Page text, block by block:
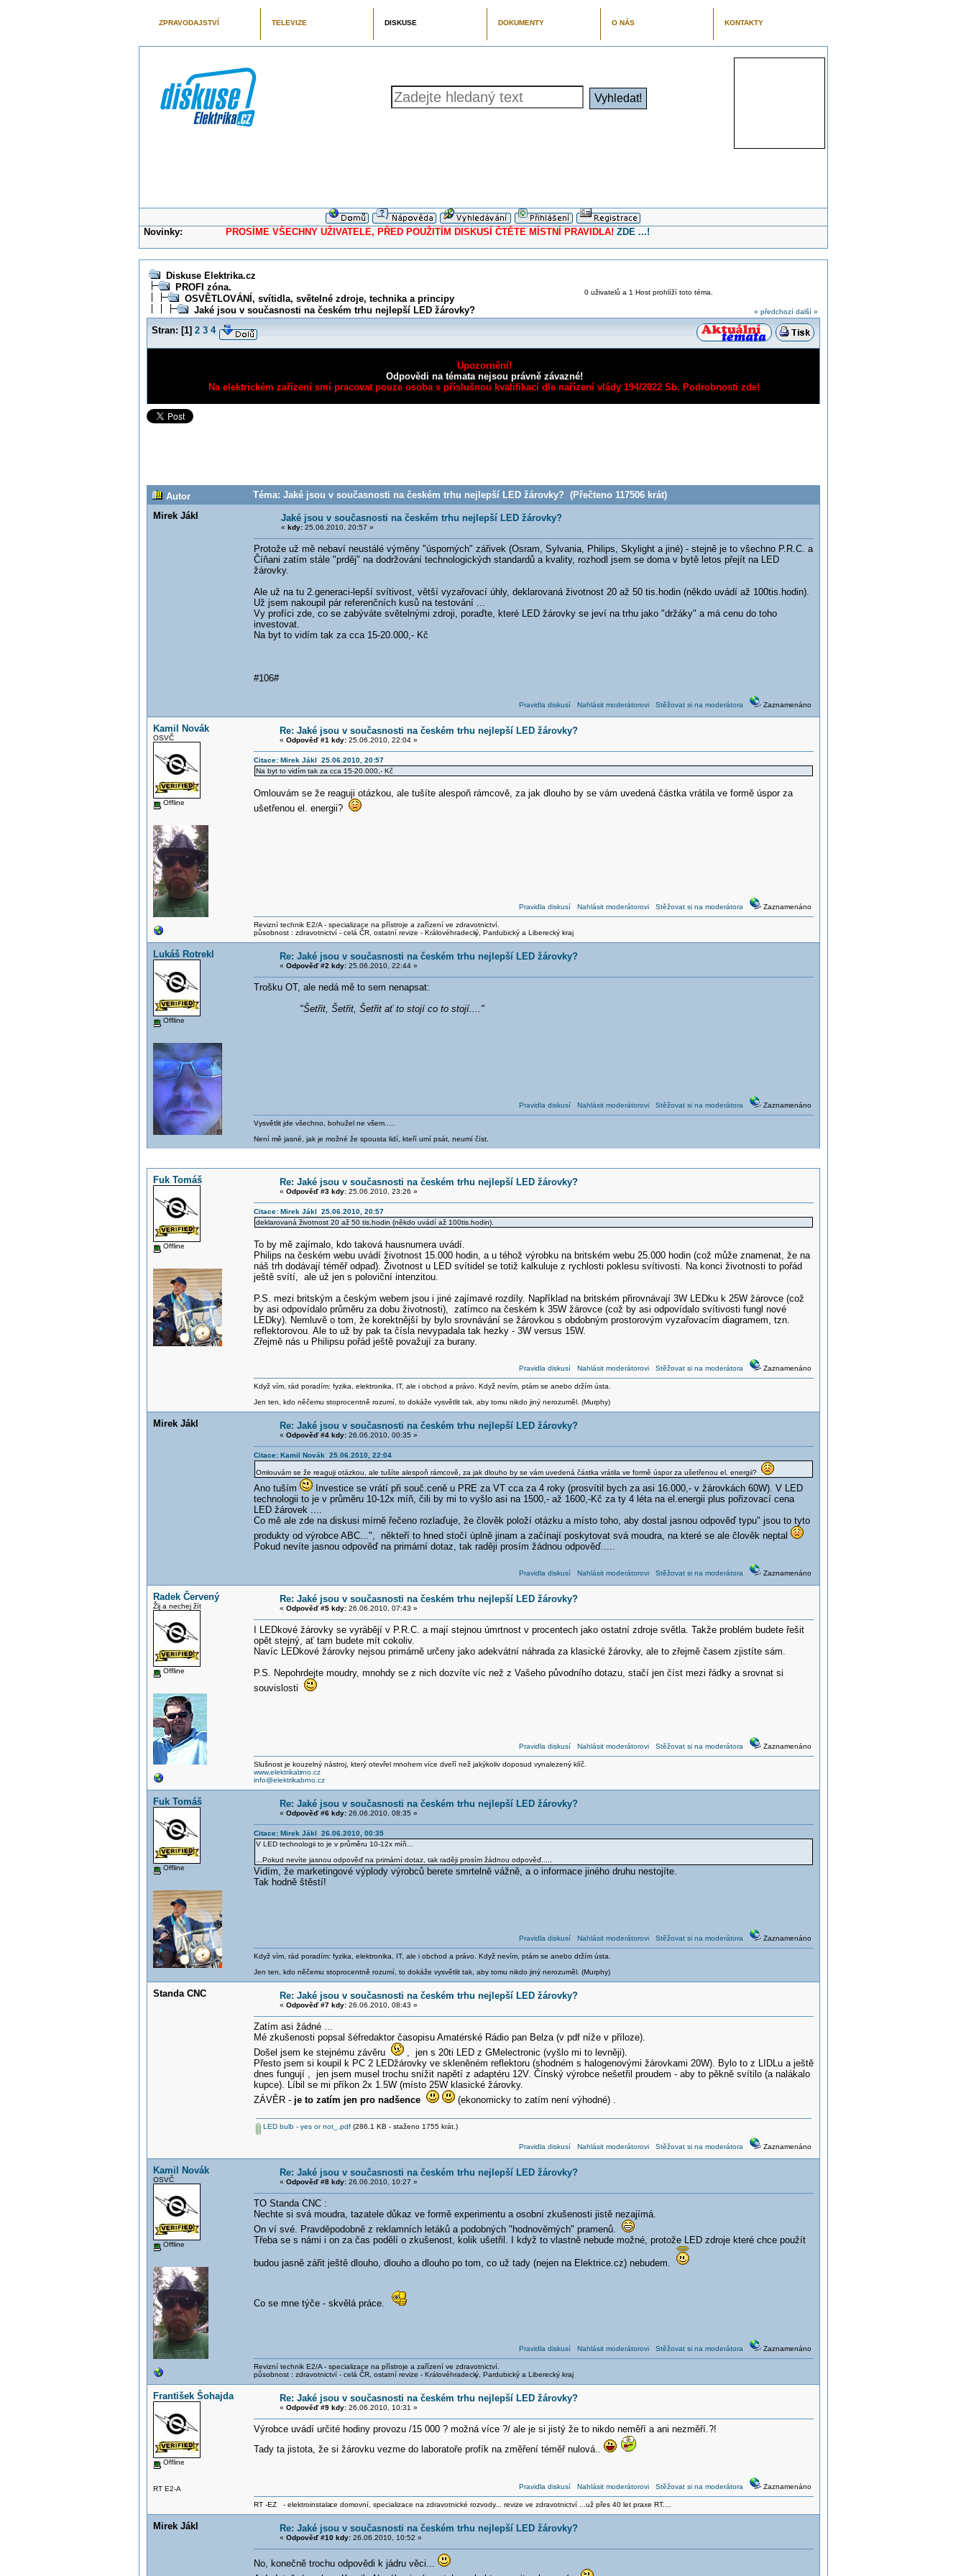
ZPRAVODAJSTVÍ TELEVIZE DISKUSE DOKUMENTY O NÁS KONTAKTY
Novinky: PROSÍME VŠECHNY UŽIVATELE, PŘED POUŽITÍM DISKUSÍ ČTĚTE MÍSTNÍ PRAVIDLA! ZDE ...!
Diskuse Elektrika.cz
PROFI zóna.
OSVĚTLOVÁNÍ, svítidla, světelné zdroje, technika a principy
Jaké jsou v současnosti na českém trhu nejlepší LED žárovky?
0 uživatelů a 1 Host prohlíží toto téma.
« předchozí další »
Stran: [1] 2 3 4
Upozornění!
Odpovědi na témata nejsou právně závazné!
Na elektrickém zařízení smí pracovat pouze osoba s příslušnou kvalifikací dle nařízení vlády 194/2022 Sb. Podrobnosti zde!
Autor
Téma: Jaké jsou v současnosti na českém trhu nejlepší LED žárovky? (Přečteno 117506 krát)
Mirek Jákl
Jaké jsou v současnosti na českém trhu nejlepší LED žárovky?
« kdy:25.06.2010, 20:57 »
Protože už mě nebaví neustálé výměny "úsporných" zářivek (Osram, Sylvania, Philips, Skylight a jiné) - stejně je to všechno P.R.C. a
Číňani zatím stále "prděj" na dodržování technologických standardů a kvality, rozhodl jsem se doma v bytě letos přejít na LED
žárovky.
Ale už na tu 2.generaci-lepší svítivost, větší vyzařovací úhly, deklarovaná životnost 20 až 50 tis.hodin (někdo uvádí až 100tis.hodin).
Už jsem nakoupil pár referenčních kusů na testování ...
Vy profíci zde, co se zabýváte světelnými zdroji, poraďte, které LED žárovky se jeví na trhu jako "držáky" a má cenu do toho
investovat.
Na byt to vidím tak za cca 15-20.000,- Kč
#106#
Pravidla diskusí Nahlásit moderátorovi Stěžovat si na moderátora Zaznamenáno
Kamil Novák
OSVČ
Offline
Re: Jaké jsou v současnosti na českém trhu nejlepší LED žárovky?
« Odpověď #1 kdy:25.06.2010, 22:04 »
Citace: Mirek Jákl 25.06.2010, 20:57
Na byt to vidím tak za cca 15-20.000,- Kč
Omlouvám se že reaguji otázkou, ale tušíte alespoň rámcově, za jak dlouho by se vám uvedená částka vrátila ve formě úspor za
ušetřenou el. energii?
Pravidla diskusí Nahlásit moderátorovi Stěžovat si na moderátora Zaznamenáno
Revizní technik E2/A - specializace na přístroje a zařízení ve zdravotnictví.
působnost : zdravotnictví - celá ČR, ostatní revize - Královéhradecký, Pardubický a Liberecký kraj
Lukáš Rotrekl
Offline
Re: Jaké jsou v současnosti na českém trhu nejlepší LED žárovky?
« Odpověď #2 kdy:25.06.2010, 22:44 »
Trošku OT, ale nedá mě to sem nenapsat:
"Šetřit, Šetřit, Šetřit ať to stojí co to stojí...."
Pravidla diskusí Nahlásit moderátorovi Stěžovat si na moderátora Zaznamenáno
Vysvětlit jde všechno, bohužel ne všem.....
Není mě jasné, jak je možné že spousta lidí, kteří umí psát, neumí číst.
Fuk Tomáš
Offline
Re: Jaké jsou v současnosti na českém trhu nejlepší LED žárovky?
« Odpověď #3 kdy:25.06.2010, 23:26 »
Citace: Mirek Jákl 25.06.2010, 20:57
deklarovaná životnost 20 až 50 tis.hodin (někdo uvádí až 100tis.hodin).
To by mě zajímalo, kdo taková hausnumera uvádí.
Philips na českém webu uvádí životnost 15.000 hodin, a u téhož výrobku na britském webu 25.000 hodin (což může znamenat, že na
náš trh dodávají téměř odpad). Životnost u LED svítidel se totiž kalkuluje z rychlosti poklesu svítivosti. Na konci životnosti to pořád
ještě svítí, ale už jen s poloviční intenzitou.
P.S. mezi britským a českým webem jsou i jiné zajímavé rozdíly. Například na britském přirovnávají 3W LEDku k 25W žárovce (což
by asi odpovídalo průměru za dobu životnosti), zatímco na českém k 35W žárovce (což by asi odpovídalo svítivosti fungl nové
LEDky). Nemluvě o tom, že korektnější by bylo srovnávání se žárovkou s obdobným prostorovým vyzařovacím diagramem, tzn.
reflektorovou. Ale to už by pak ta čísla nevypadala tak hezky - 3W versus 15W.
Zřejmě nás u Philipsu pořád ještě považují za burany.
Pravidla diskusí Nahlásit moderátorovi Stěžovat si na moderátora Zaznamenáno
Když vím, rád poradím: fyzika, elektronika, IT, ale i obchod a právo. Když nevím, ptám se anebo držím ústa.
Jen ten, kdo něčemu stoprocentně rozumí, to dokáže vysvětlit tak, aby tomu nikdo jiný nerozuměl. (Murphy)
Mirek Jákl Re: Jaké jsou v současnosti na českém trhu nejlepší LED žárovky?
« Odpověď #4 kdy:26.06.2010, 00:35 »
Citace: Kamil Novák 25.06.2010, 22:04
Omlouvám se že reaguji otázkou, ale tušíte alespoň rámcově, za jak dlouho by se vám uvedená částka vrátila ve formě úspor za ušetřenou el. energii?
Ano tuším
Investice se vrátí při souč.ceně u PRE za VT cca za 4 roky (prosvítil bych za asi 16.000,- v žárovkách 60W). V LED
technologii to je v průměru 10-12x míň, čili by mi to vyšlo asi na 1500,- až 1600,-Kč za ty 4 léta na el.energii plus pořizovací cena
LED žárovek ....
Co mě ale zde na diskusi mírně řečeno rozlaďuje, že člověk položí otázku a místo toho, aby dostal jasnou odpověď typu" jsou to tyto
produkty od výrobce ABC...", někteří to hned stočí úplně jinam a začínají poskytovat svá moudra, na které se ale člověk neptal
Pokud nevíte jasnou odpověď na primární dotaz, tak raději prosím žádnou odpověď.....
Pravidla diskusí Nahlásit moderátorovi Stěžovat si na moderátora Zaznamenáno
Radek Červený
Žij a nechej žít
Offline
Re: Jaké jsou v současnosti na českém trhu nejlepší LED žárovky?
« Odpověď #5 kdy:26.06.2010, 07:43 »
I LEDkové žárovky se vyrábějí v P.R.C. a mají stejnou úmrtnost v procentech jako ostatní zdroje světla. Takže problém budete řešit
opět stejný, ať tam budete mít cokoliv.
Navíc LEDkové žárovky nejsou primárně určeny jako adekvátní náhrada za klasické žárovky, ale to zřejmě časem zjistíte sám.
P.S. Nepohrdejte moudry, mnohdy se z nich dozvíte víc než z Vašeho původního dotazu, stačí jen číst mezi řádky a srovnat si
souvislosti
Pravidla diskusí Nahlásit moderátorovi Stěžovat si na moderátora Zaznamenáno
Slušnost je kouzelný nástroj, který otevřel mnohem více dveří než jakýkoliv doposud vynalezený klíč.
www.elektrikabrno.cz
info@elektrikabrno.cz
Fuk Tomáš
Offline
Re: Jaké jsou v současnosti na českém trhu nejlepší LED žárovky?
« Odpověď #6 kdy:26.06.2010, 08:35 »
Citace: Mirek Jákl 26.06.2010, 00:35
V LED technologii to je v průměru 10-12x míň...
...Pokud nevíte jasnou odpověď na primární dotaz, tak raději prosím žádnou odpověď.....
Vidím, že marketingové výplody výrobců berete smrtelně vážně, a o informace jiného druhu nestojíte.
Tak hodně štěstí!
Pravidla diskusí Nahlásit moderátorovi Stěžovat si na moderátora Zaznamenáno
Když vím, rád poradím: fyzika, elektronika, IT, ale i obchod a právo. Když nevím, ptám se anebo držím ústa.
Jen ten, kdo něčemu stoprocentně rozumí, to dokáže vysvětlit tak, aby tomu nikdo jiný nerozuměl. (Murphy)
Standa CNC Re: Jaké jsou v současnosti na českém trhu nejlepší LED žárovky?
« Odpověď #7 kdy:26.06.2010, 08:43 »
Zatím asi žádné ...
Mé zkušenosti popsal šéfredaktor časopisu Amatérské Rádio pan Belza (v pdf níže v příloze).
Došel jsem ke stejnému závěru
, jen s 20ti LED z GMelectronic (vyšlo mi to levněji).
Přesto jsem si koupil k PC 2 LEDžárovky ve skleněném reflektoru (shodném s halogenovými žárovkami 20W). Bylo to z LIDLu a ještě
dnes fungují , jen jsem musel trochu snížit napětí z adaptéru 12V. Čínský výrobce nešetřil proudem - aby to pěkně svítilo (a nalákalo
kupce). Líbil se mi příkon 2x 1.5W (místo 25W klasické žárovky.
ZÁVĚR - je to zatím jen pro nadšence (ekonomicky to zatím není výhodné) .
LED bulb - yes or not_.pdf(286.1 KB - staženo 1755 krát.)
Pravidla diskusí Nahlásit moderátorovi Stěžovat si na moderátora Zaznamenáno
Kamil Novák
OSVČ
Offline
Re: Jaké jsou v současnosti na českém trhu nejlepší LED žárovky?
« Odpověď #8 kdy:26.06.2010, 10:27 »
TO Standa CNC :
Nechte si svá moudra, tazatele důkaz ve formě experimentu a osobní zkušenosti jistě nezajímá.
On ví své. Pravděpodobně z reklamních letáků a podobných "hodnověrných" pramenů.
Třeba se s námi i on za čas podělí o zkušenost, kolik ušetřil. I když to vlastně nebude možné, protože LED zdroje které chce použít
budou jasně zářit ještě dlouho, dlouho a dlouho po tom, co už tady (nejen na Elektrice.cz) nebudem.
Co se mne týče - skvělá práce.
Pravidla diskusí Nahlásit moderátorovi Stěžovat si na moderátora Zaznamenáno
Revizní technik E2/A - specializace na přístroje a zařízení ve zdravotnictví.
působnost : zdravotnictví - celá ČR, ostatní revize - Královéhradecký, Pardubický a Liberecký kraj
František Šohajda
Offline
RT E2-A
Re: Jaké jsou v současnosti na českém trhu nejlepší LED žárovky?
« Odpověď #9 kdy:26.06.2010, 10:31 »
Výrobce uvádí určité hodiny provozu /15 000 ? možná více ?/ ale je si jistý že to nikdo neměří a ani nezměří.?!
Tady ta jistota, že si žárovku vezme do laboratoře profík na změření téměř nulová..
Pravidla diskusí Nahlásit moderátorovi Stěžovat si na moderátora Zaznamenáno
RT -EZ - elektroinstalace domovní, specializace na zdravotnické rozvody... revize ve zdravotnictví ...už přes 40 let praxe RT....
Mirek Jákl Re: Jaké jsou v současnosti na českém trhu nejlepší LED žárovky?
« Odpověď #10 kdy:26.06.2010, 10:52 »
No, konečně trochu odpovědi k jádru věci...